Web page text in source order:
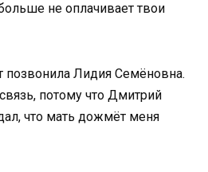
не оплачивает твои
позвонила Лидия Семёновна.
потому что Дмитрий
что мать дожмёт меня